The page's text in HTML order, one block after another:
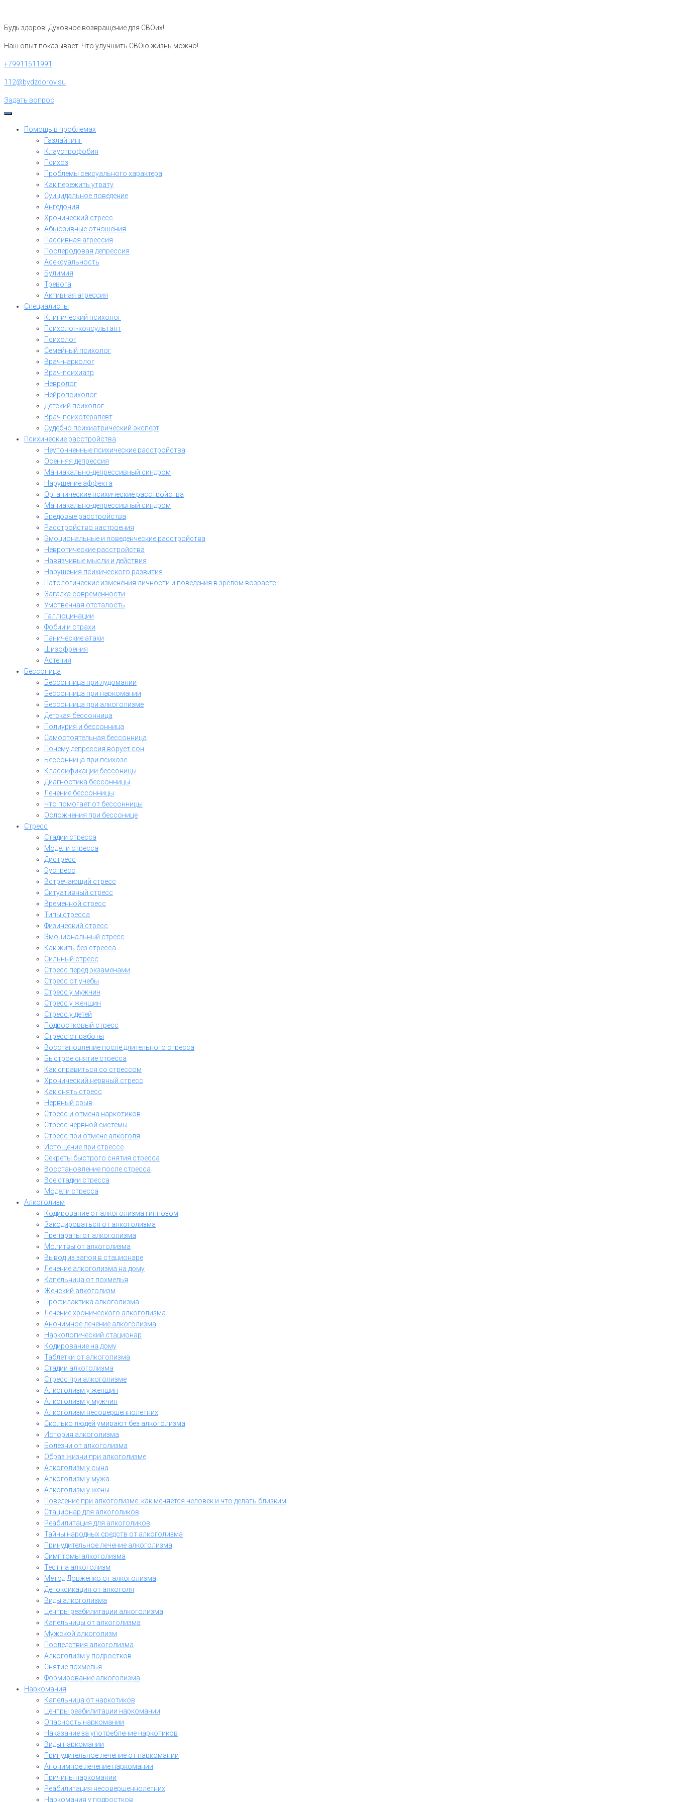
контенту
Будь здоров! Духовное возвращение для СВОих!
Наш опыт показывает. Что улучшить СВОю жизнь можно!
+79911511991
112@bydzdorov.su
Задать вопрос
Помощь в проблемах
Газлайтинг
Клаустрофобия
Психоз
Проблемы сексуального характера
Как пережить утрату
Суицидальное поведение
Ангедония
Хронический стресс
Абьюзивные отношения
Пассивная агрессия
Послеродовая депрессия
Асексуальность
Булимия
Тревога
Активная агрессия
Специалисты
Клинический психолог
Психолог-консультант
Психолог
Семейный психолог
Врач-нарколог
Врач-психиатр
Невролог
Нейропсихолог
Детский психолог
Врач-психотерапевт
Судебно психиатрический эксперт
Психические расстройства
Неуточненные психические расстройства
Осенняя депрессия
Маниакально-депрессивный синдром
Нарушение аффекта
Органические психические расстройства
Маниакально-депрессивный синдром
Бредовые расстройства
Расстройство настроения
Эмоциональные и поведенческие расстройства
Невротические расстройства
Навязчивые мысли и действия
Нарушения психического развития
Патологические изменения личности и поведения в зрелом возрасте
Загадка современности
Умственная отсталость
Галлюцинации
Фобии и страхи
Панические атаки
Шизофрения
Астения
Бессоница
Бессонница при лудомании
Бессонница при наркомании
Бессонница при алкоголизме
Детская бессонница
Полиурия и бессонница
Самостоятельная бессонница
Почему депрессия ворует сон
Бессонница при психозе
Классификации бессоницы
Диагностика бессонницы
Лечение бессонницы
Что помогает от бессонницы
Осложнения при бессонице
Стресс
Стадии стресса
Модели стресса
Дистресс
Эустресс
Встречающий стресс
Ситуативный стресс
Временной стресс
Типы стресса
Физический стресс
Эмоциональный стресс
Как жить без стресса
Сильный стресс
Стресс перед экзаменами
Стресс от учебы
Стресс у мужчин
Стресс у женщин
Стресс у детей
Подростковый стресс
Стресс от работы
Восстановление после длительного стресса
Быстрое снятие стресса
Как справиться со стрессом
Хронический нервный стресс
Как снять стресс
Нервный срыв
Стресс и отмена наркотиков
Стресс нервной системы
Стресс при отмене алкоголя
Истощение при стрессе
Секреты быстрого снятия стресса
Восстановление после стресса
Все стадии стресса
Модели стресса
Алкоголизм
Кодирование от алкоголизма гипнозом
Закодироваться от алкоголизма
Препараты от алкоголизма
Молитвы от алкоголизма
Вывод из запоя в стационаре
Лечение алкоголизма на дому
Капельница от похмелья
Женский алкоголизм
Профилактика алкоголизма
Лечение хронического алкоголизма
Анонимное лечение алкоголизма
Наркологический стационар
Кодирование на дому
Таблетки от алкоголизма
Стадии алкоголизма
Стресс при алкоголизме
Алкоголизм у женщин
Алкоголизм у мужчин
Алкоголизм несовершеннолетних
Сколько людей умирают без алкоголизма
История алкоголизма
Болезни от алкоголизма
Образ жизни при алкоголизме
Алкоголизм у сына
Алкоголизм у мужа
Алкоголизм у жены
Поведение при алкоголизме: как меняется человек и что делать близким
Стационар для алкоголиков
Реабилитация для алкоголиков
Тайны народных средств от алкоголизма
Принудительное лечение алкоголизма
Симптомы алкоголизма
Тест на алкоголизм
Метод Довженко от алкоголизма
Детоксикация от алкоголя
Виды алкоголизма
Центры реабилитации алкоголизма
Капельницы от алкоголизма
Мужской алкоголизм
Последствия алкоголизма
Алкоголизм у подростков
Снятие похмелья
Формирование алкоголизма
Наркомания
Капельница от наркотиков
Центры реабилитации наркомании
Опасность наркомании
Наказание за употребление наркотиков
Виды наркомании
Принудительное лечение от наркомании
Анонимное лечение наркомании
Причины наркомании
Реабилитация несовершеннолетних
Наркомания у подростков